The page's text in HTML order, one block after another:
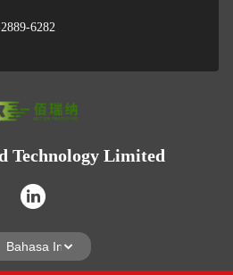
6282
Technology Limited